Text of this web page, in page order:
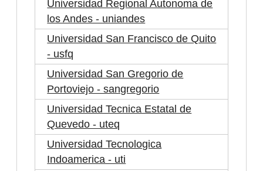
Universidad Regional Autonoma de
los Andes - uniandes
Universidad San Francisco de Quito
- usfq
Universidad San Gregorio de
Portoviejo - sangregorio
Universidad Tecnica Estatal de
Quevedo - uteq
Universidad Tecnologica
Indoamerica - uti